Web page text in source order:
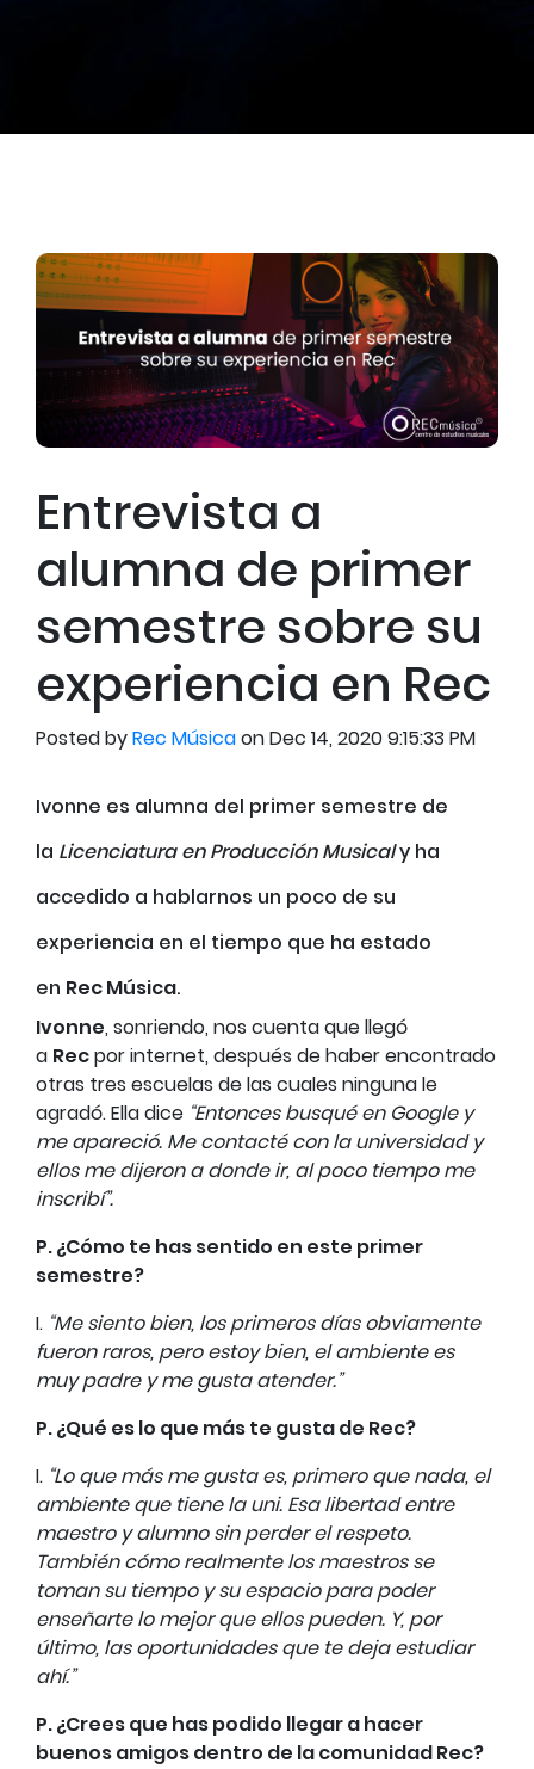
Entrevista a
alumna de primer
semestre sobre su
experiencia en Rec
Posted byRec Músicaon Dec 14, 2020 9:15:33 PM
Ivonne es alumna del primer semestre de
la Licenciatura en Producción Musicaly ha
accedido a hablarnos un poco de su
experiencia en el tiempo que ha estado
en Rec Música.
Ivonne, sonriendo, nos cuenta que llegó
a Recpor internet, después de haber encontrado
otras tres escuelas de las cuales ninguna le
agradó. Ella dice “Entonces busqué en Google y
me apareció. Me contacté con la universidad y
ellos me dijeron a donde ir, al poco tiempo me
inscribí”.
P. ¿Cómo te has sentido en este primer
semestre?
I. “Me siento bien, los primeros días obviamente
fueron raros, pero estoy bien, el ambiente es
muy padre y me gusta atender.”
P. ¿Qué es lo que más te gusta de Rec?
I. “Lo que más me gusta es, primero que nada, el
ambiente que tiene la uni. Esa libertad entre
maestro y alumno sin perder el respeto.
También cómo realmente los maestros se
toman su tiempo y su espacio para poder
enseñarte lo mejor que ellos pueden. Y, por
último, las oportunidades que te deja estudiar
ahí.”
P. ¿Crees que has podido llegar a hacer
buenos amigos dentro de la comunidad Rec?